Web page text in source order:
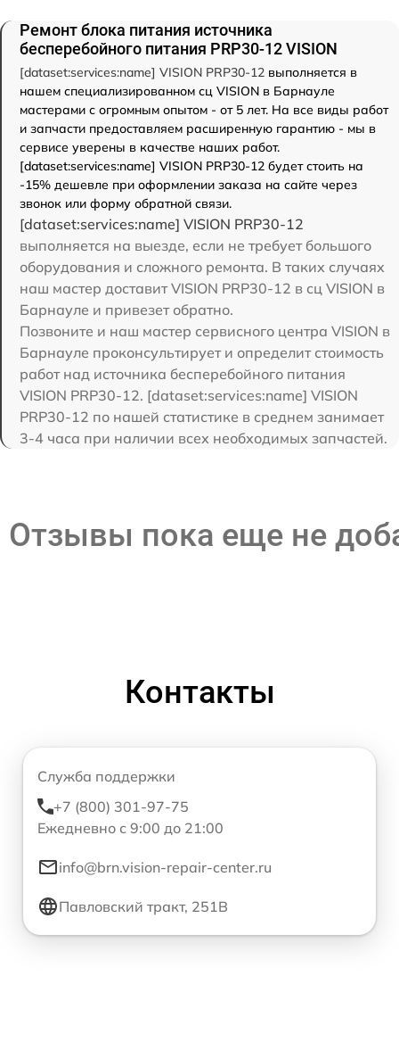
Ремонт блока питания источника
бесперебойного питания PRP30-12 VISION
[dataset:services:name] VISION PRP30-12 выполняется в
нашем специализированном сц VISION в Барнауле
мастерами с огромным опытом - от 5 лет. На все виды работ
и запчасти предоставляем расширенную гарантию - мы в
сервисе уверены в качестве наших работ.
[dataset:services:name] VISION PRP30-12 будет стоить на
-15% дешевле при оформлении заказа на сайте через
звонок или форму обратной связи.
[dataset:services:name] VISION PRP30-12
выполняется на выезде, если не требует большого
оборудования и сложного ремонта. В таких случаях
наш мастер доставит VISION PRP30-12 в сц VISION в
Барнауле и привезет обратно.
Позвоните и наш мастер сервисного центра VISION в
Барнауле проконсультирует и определит стоимость
работ над источника бесперебойного питания
VISION PRP30-12. [dataset:services:name] VISION
PRP30-12 по нашей статистике в среднем занимает
3-4 часа при наличии всех необходимых запчастей.
Отзывы пока еще не
Контакты
Служба поддержки
+7 (800) 301-97-75
Ежедневно с 9:00 до 21:00
info@brn.vision-repair-center.ru
Павловский тракт, 251В